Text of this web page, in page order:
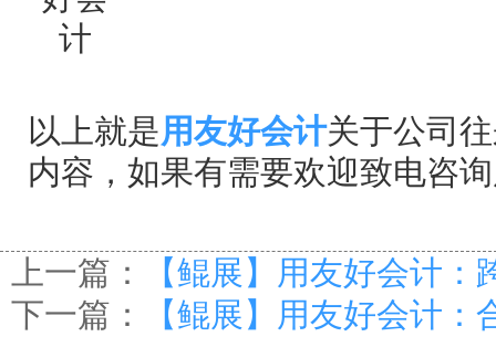
以上就是用友好会计关于公司
内容，如果有需要欢迎致电咨
上一篇：
【鲲展】用友好会计
下一篇：
【鲲展】用友好会计